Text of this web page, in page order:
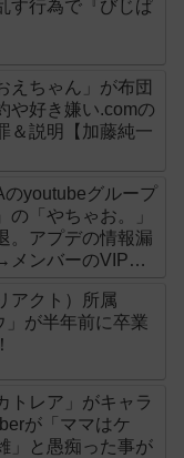
す行為で『びじぱ
えちゃん」が布団
や好き嫌い.comの
＆説明【加藤純一
のyoutubeグループ
の「やちゃお。」
。アプデの情報漏
メンバーのVIPが
アクト）所属
」が半年前に卒業
トレア」がキャラ
が「ママはケ
」と愚痴った事が